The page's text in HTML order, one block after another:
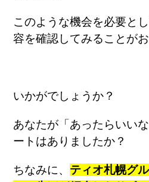
このような機会を必要と
容を確認してみることがお
いかがでしょうか？
あなたが「あったらいい
ートはありましたか？
ちなみに、 ティオ札幌グ